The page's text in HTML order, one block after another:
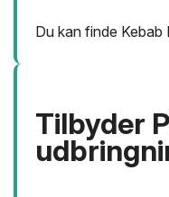
Du kan finde
Tilbyder